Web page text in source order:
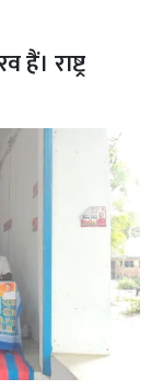
हैं। राष्ट्र